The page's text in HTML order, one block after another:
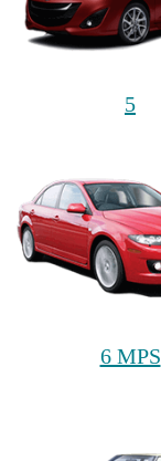
5
6 MPS